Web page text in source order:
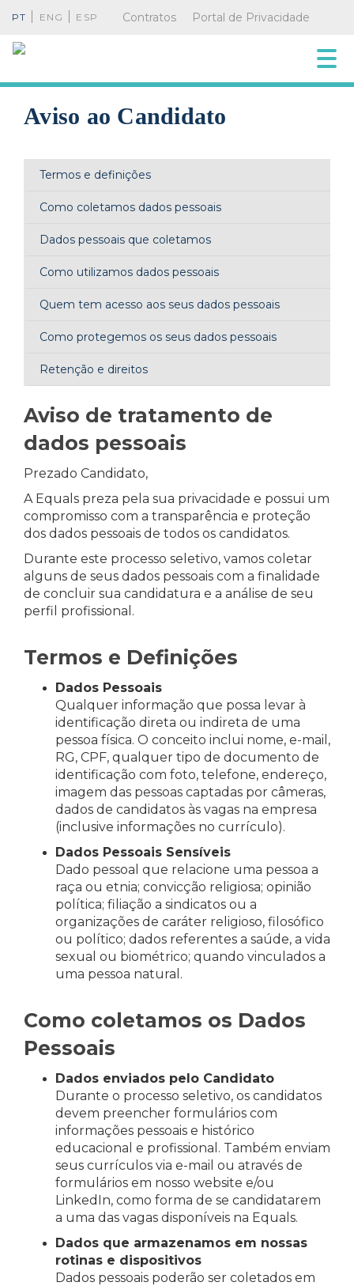
PT ENG ESP Contratos Portal de Privacidade
Aviso ao Candidato
Termos e definições
Como coletamos dados pessoais
Dados pessoais que coletamos
Como utilizamos dados pessoais
Quem tem acesso aos seus dados pessoais
Como protegemos os seus dados pessoais
Retenção e direitos
Aviso de tratamento de
dados pessoais
Prezado Candidato,
A Equals preza pela sua privacidade e possui um
compromisso com a transparência e proteção
dos dados pessoais de todos os candidatos.
Durante este processo seletivo, vamos coletar
alguns de seus dados pessoais com a finalidade
de concluir sua candidatura e a análise de seu
perfil profissional.
Termos e Definições
Dados Pessoais
Qualquer informação que possa levar à
identificação direta ou indireta de uma
pessoa física. O conceito inclui nome, e-mail,
RG, CPF, qualquer tipo de documento de
identificação com foto, telefone, endereço,
imagem das pessoas captadas por câmeras,
dados de candidatos às vagas na empresa
(inclusive informações no currículo).
Dados Pessoais Sensíveis
Dado pessoal que relacione uma pessoa a
raça ou etnia; convicção religiosa; opinião
política; filiação a sindicatos ou a
organizações de caráter religioso, filosófico
ou político; dados referentes a saúde, a vida
sexual ou biométrico; quando vinculados a
uma pessoa natural.
Como coletamos os Dados
Pessoais
Dados enviados pelo Candidato
Durante o processo seletivo, os candidatos
devem preencher formulários com
informações pessoais e histórico
educacional e profissional. Também enviam
seus currículos via e-mail ou através de
formulários em nosso website e/ou
LinkedIn, como forma de se candidatarem
a uma das vagas disponíveis na Equals.
Dados que armazenamos em nossas
rotinas e dispositivos
Dados pessoais poderão ser coletados em